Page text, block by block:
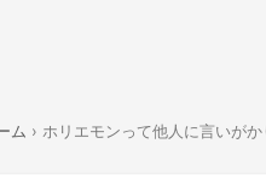
ム › ホリエモンって他人に言いが